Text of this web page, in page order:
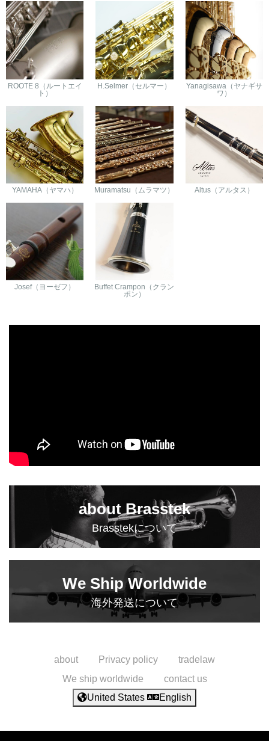
ROOTE 8（ルートエイ
ト）
H.Selmer（セルマー）
Yanagisawa（ヤナギサ
ワ）
YAMAHA（ヤマハ） Muramatsu（ムラマツ） Altus（アルタス）
Josef（ヨーゼフ）
Buffet Crampon（クラン
ポン）
about Brasstek
Brasstekについて
We Ship Worldwide
海外発送について
about Privacy policy
tradelaw
We ship worldwide
contact us
United States
English